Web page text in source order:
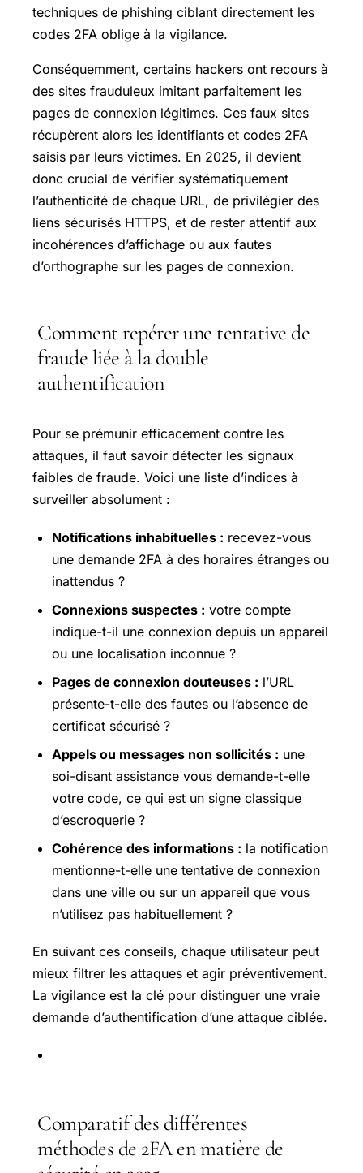
techniques de phishing ciblant directement les
codes 2FA oblige à la vigilance.
Conséquemment, certains hackers ont recours à
des sites frauduleux imitant parfaitement les
pages de connexion légitimes. Ces faux sites
récupèrent alors les identifiants et codes 2FA
saisis par leurs victimes. En 2025, il devient
donc crucial de vérifier systématiquement
l’authenticité de chaque URL, de privilégier des
liens sécurisés HTTPS, et de rester attentif aux
incohérences d’affichage ou aux fautes
d’orthographe sur les pages de connexion.
Comment repérer une tentative de
fraude liée à la double
authentification
Pour se prémunir efficacement contre les
attaques, il faut savoir détecter les signaux
faibles de fraude. Voici une liste d’indices à
surveiller absolument :
Notifications inhabituelles : recevez-vous
une demande 2FA à des horaires étranges ou
inattendus ?
Connexions suspectes : votre compte
indique-t-il une connexion depuis un appareil
ou une localisation inconnue ?
Pages de connexion douteuses : l’URL
présente-t-elle des fautes ou l’absence de
certificat sécurisé ?
Appels ou messages non sollicités : une
soi-disant assistance vous demande-t-elle
votre code, ce qui est un signe classique
d’escroquerie ?
Cohérence des informations : la notification
mentionne-t-elle une tentative de connexion
dans une ville ou sur un appareil que vous
n’utilisez pas habituellement ?
En suivant ces conseils, chaque utilisateur peut
mieux filtrer les attaques et agir préventivement.
La vigilance est la clé pour distinguer une vraie
demande d’authentification d’une attaque ciblée.
Comparatif des différentes
méthodes de 2FA en matière de